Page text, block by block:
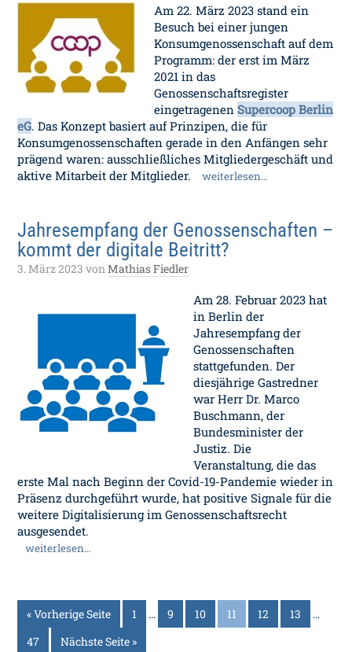
Am 22. März 2023 stand ein
Besuch bei einer jungen
Konsumgenossenschaft auf dem
Programm: der erst im März
2021 in das
Genossenschaftsregister
eingetragenen Supercoop Berlin
eG. Das Konzept basiert auf Prinzipen, die für
Konsumgenossenschaften gerade in den Anfängen sehr
prägend waren: ausschließliches Mitgliedergeschäft und
aktive Mitarbeit der Mitglieder.
weiterlesen…
Jahresempfang der Genossenschaften –
kommt der digitale Beitritt?
3. März 2023 vonMathias Fiedler
Am 28. Februar 2023 hat
in Berlin der
Jahresempfang der
Genossenschaften
stattgefunden. Der
diesjährige Gastredner
war Herr Dr. Marco
Buschmann, der
Bundesminister der
Justiz. Die
Veranstaltung, die das
erste Mal nach Beginn der Covid-19-Pandemie wieder in
Präsenz durchgeführt wurde, hat positive Signale für die
weitere Digitalisierung im Genossenschaftsrecht
ausgesendet.
weiterlesen…
« Vorherige Seite 1 … 9 10 11 12 13
…
47
Nächste Seite »